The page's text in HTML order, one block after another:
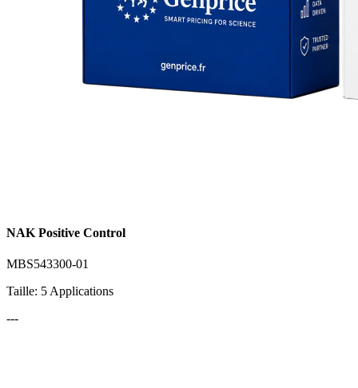
NAK Positive Control
MBS543300-01
Taille: 5 Applications
---